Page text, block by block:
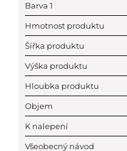
Barva 1
Hmotnost produktu
Šířka produktu
Výška produktu
Hloubka produktu
Objem
K nalepení
Všeobecný návod